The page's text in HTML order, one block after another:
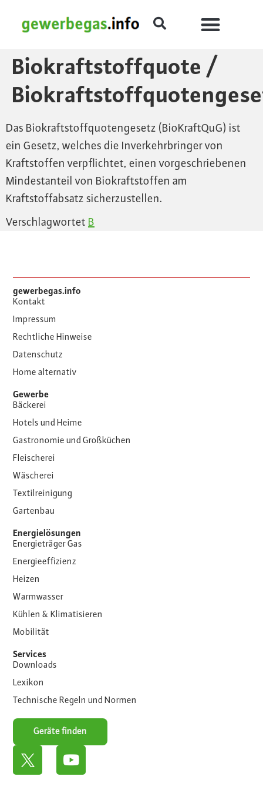
Biokraftstoffquote /
Das Biokraftstoffquotengesetz (BioKraftQuG) ist
ein Gesetz, welches die Inverkehrbringer von
Kraftstoffen verpflichtet, einen vorgeschriebenen
Mindestanteil von Biokraftstoffen am
Kraftstoffabsatz sicherzustellen.
Verschlagwortet B
gewerbegas.info
Kontakt
Impressum
Rechtliche Hinweise
Datenschutz
Home alternativ
Gewerbe
Bäckerei
Hotels und Heime
Gastronomie und Großküchen
Fleischerei
Wäscherei
Textilreinigung
Gartenbau
Energielösungen
Energieträger Gas
Energieeffizienz
Heizen
Warmwasser
Kühlen & Klimatisieren
Mobilität
Services
Downloads
Lexikon
Technische Regeln und Normen
Geräte finden